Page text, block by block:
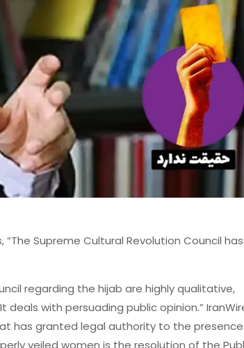
Supreme Cultural Revolution Council
regarding the hijab are highly qualitative,
with persuading public opinion.”
has granted legal authority to the